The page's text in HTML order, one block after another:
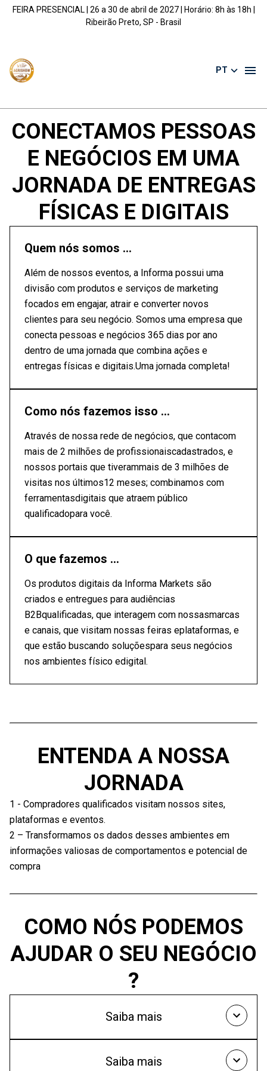
FEIRA PRESENCIAL | 26 a 30 de abril de 2027 | Horário: 8h às 18h |
Ribeirão Preto, SP - Brasil
PT
CONECTAMOS PESSOAS
E NEGÓCIOS EM UMA
JORNADA DE ENTREGAS
FÍSICAS E DIGITAIS
Quem nós somos ...
Além de nossos eventos, a Informa possui uma
divisão com produtos e serviços de marketing
focados em engajar, atrair e converter novos
clientes para seu negócio. Somos uma empresa que
conecta pessoas e negócios 365 dias por ano
dentro de uma jornada que combina ações e
entregas físicas e digitais.Uma jornada completa!
Como nós fazemos isso ...
Através de nossa rede de negócios, que contacom
mais de 2 milhões de profissionaiscadastrados, e
nossos portais que tiverammais de 3 milhões de
visitas nos últimos12 meses; combinamos com
ferramentasdigitais que atraem público
qualificadopara você.
O que fazemos ...
Os produtos digitais da Informa Markets são
criados e entregues para audiências
B2Bqualificadas, que interagem com nossasmarcas
e canais, que visitam nossas feiras eplataformas, e
que estão buscando soluçõespara seus negócios
nos ambientes físico edigital.
ENTENDA A NOSSA
JORNADA
1 - Compradores qualificados visitam nossos sites,
plataformas e eventos.
2 – Transformamos os dados desses ambientes em
informações valiosas de comportamentos e potencial de
compra
COMO NÓS PODEMOS
AJUDAR O SEU NEGÓCIO
?
Saiba mais
Se você quer AUMENTAR SUAS VENDAS, nós temos um
pacoteespecial para você. Ele é composto por materiais
Saiba mais